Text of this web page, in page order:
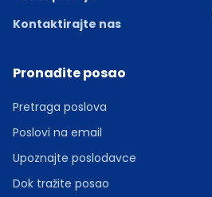
Kontaktirajte nas
Pronađite posao
Pretraga poslova
Poslovi na email
Upoznajte poslodavce
Dok tražite posao